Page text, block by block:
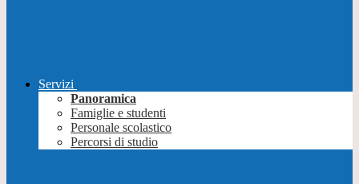
Servizi
Panoramica
Famiglie e studenti
Personale scolastico
Percorsi di studio